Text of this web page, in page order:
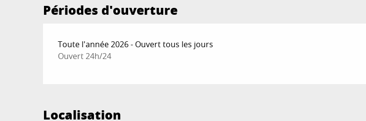
Périodes d'ouverture
Toute l'année 2026 - Ouvert tous les jours
Ouvert 24h/24
Localisation